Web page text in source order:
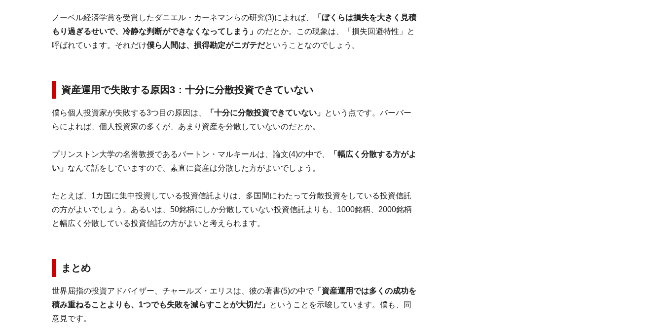
ノーベル経済学賞を受賞したダニエル・カーネマンらの研究(3)によれば、
「ぼくらは損失を大きく見積
もり過ぎるせいで、冷静な判断ができなくなってしまう」 のだとか。この現象は、「損失回避特性」と
呼ばれています。それだけ僕ら人間は、損得勘定がニガテだということなのでしょう。
資産運用で失敗する原因3：十分に分散投資できていない
僕ら個人投資家が失敗する3つ目の原因は、 「十分に分散投資できていない」 という点です。バーバー
らによれば、個人投資家の多くが、あまり資産を分散していないのだとか。
プリンストン大学の名誉教授であるバートン・マルキールは、論文(4)の中で、
「幅広く分散する方がよ
い」 なんて話をしていますので、素直に資産は分散した方がよいでしょう。
たとえば、1カ国に集中投資している投資信託よりは、多国間にわたって分散投資をしている投資信託
の方がよいでしょう。あるいは、50銘柄にしか分散していない投資信託よりも、1000銘柄、2000銘柄
と幅広く分散している投資信託の方がよいと考えられます。
まとめ
世界屈指の投資アドバイザー、チャールズ・エリスは、彼の著書(5)の中で 「資産運用では多くの成功を
積み重ねることよりも、1つでも失敗を減らすことが大切だ」 ということを示唆しています。僕も、同
意見です。